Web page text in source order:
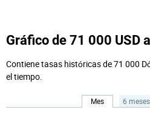
Gráfico de 71 000 USD
Contiene tasas históricas de 71 000
el tiempo.
Mes 6 meses